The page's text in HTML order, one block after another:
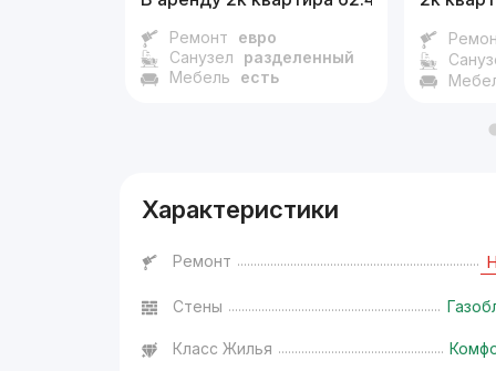
Ремонт
евро
Санузел
разделенный
Мебель
есть
Характеристики
Ремонт
Стены
Класс Жилья